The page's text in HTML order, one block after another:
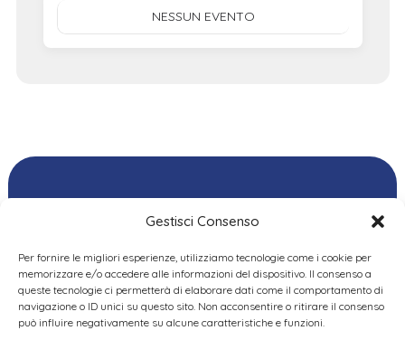
Gestisci Consenso
Per fornire le migliori esperienze, utilizziamo tecnologie come i cookie per
memorizzare e/o accedere alle informazioni del dispositivo. Il consenso a
queste tecnologie ci permetterà di elaborare dati come il comportamento di
navigazione o ID unici su questo sito. Non acconsentire o ritirare il consenso
può influire negativamente su alcune caratteristiche e funzioni.
NESSUN EVENTO
Privacy Policy|Cookie
Policy|Dichiarazione
Ordine delle
Psicologhe e degli
Psicologi del Piemonte
VIA GIANNONE 8A – 10121